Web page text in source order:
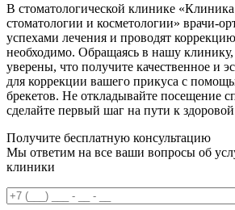
В стоматологической клинике «Клиника
стоматологии и косметологии» врачи-
успехами лечения и проводят
необходимо. Обращаясь в нашу
уверены, что получите качественное и
для коррекции вашего прикуса с
брекетов. Не откладывайте посещение
сделайте первый шаг на пути к
Получите бесплатную консультацию
Мы ответим на все ваши вопросы об
клиники